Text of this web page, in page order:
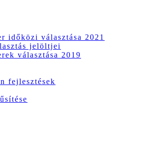
időközi választása 2021
jelöltjei
választása 2019
fejlesztések